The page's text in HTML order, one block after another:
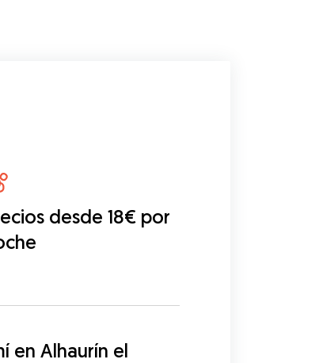
desde 18€ por
en Alhaurín el